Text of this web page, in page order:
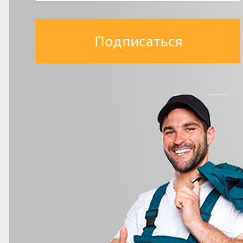
Подписаться